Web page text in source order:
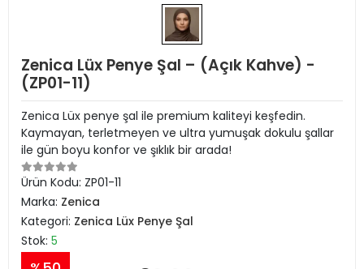
Zenica Lüx Penye Şal – (Açık Kahve) -
(ZP01-11)
Zenica Lüx penye şal ile premium kaliteyi keşfedin.
Kaymayan, terletmeyen ve ultra yumuşak dokulu şallar
ile gün boyu konfor ve şıklık bir arada!
Ürün Kodu: ZP01-11
Marka: Zenica
Kategori: Zenica Lüx Penye Şal
Stok: 5